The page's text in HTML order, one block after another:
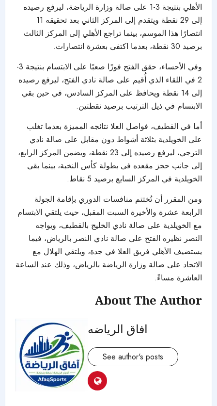
الأهلي بنتيجة 3-1 على صالة وزارة الرياضة، ليرفع رصيده
إلى 29 نقطة ويتقدم إلى المركز الثاني بعد تحقيقه 11
انتصارًا هذا الموسم، بينما تراجع الأهلي إلى المركز الثالث
برصيد 30 نقطة، بعدما اكتفى بعشرة انتصارات.
وفي الأحساء، حقق الفتح فوزًا صعبًا على الابتسام بنتيجة 3-
2 في اللقاء الذي أُقيم على صالة نادي الفتح، ليرفع رصيده
إلى 14 نقطة ويحافظ على المركز السادس، في حين بقي
الابتسام في ذيل الترتيب برصيد نقطتين.
أما في القطيف، فواصل العلا نتائجه المميزة بعدما تغلب
على الخويلدية بثلاثة أشواط دون مقابل على صالة نادي
الترجي، ليرفع رصيده إلى 23 نقطة، ويضمن المركز الرابع،
إلى جانب حجز مقعده في بطولة كأس النخبة، بينما بقي
الخويلدية في المركز السابع برصيد 5 نقاط.
ومن المقرر أن تُختتم منافسات الدوري بإقامة الجولة
الرابعة عشرة والأخيرة السبت المقبل، حيث يلتقي الابتسام
مع الخويلدية على صالة نادي الخليج بالقطيف، ويواجه
النصر نظيره الفتح على صالة نادي النصر بالرياض، فيما
يستضيف الأهلي فريق العلا في جدة، ويلتقي الهلال مع
الاتحاد على صالة وزارة الرياضة بالرياض، وذلك عند الساعة
العاشرة مساءً.
About The Author
افاق الرياضه
See author's posts